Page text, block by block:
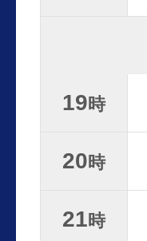
19時
20時
21時